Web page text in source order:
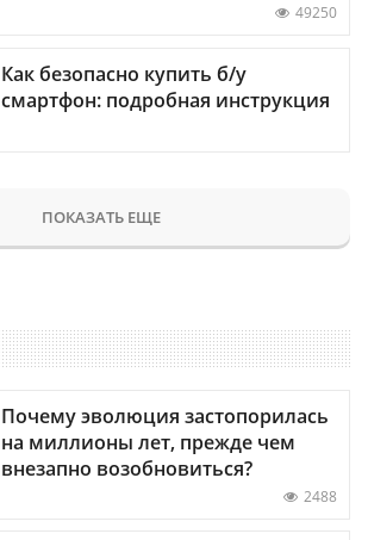
49250
Как безопасно купить б/у
смартфон: подробная инструкция
ПОКАЗАТЬ ЕЩЕ
Почему эволюция застопорилась
на миллионы лет, прежде чем
внезапно возобновиться?
2488